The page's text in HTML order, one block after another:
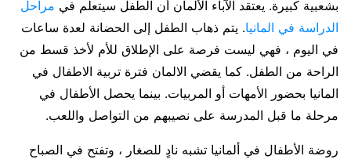
بشعبية كبيرة. يعتقد الآباء الألمان أن الطفل سيتعلم في مراحل
الدراسة في المانيا. يتم ذهاب الطفل إلى الحضانة لعدة ساعات
في اليوم ، فهي ليست فرصة على الإطلاق للأم لأخذ قسط من
الراحة من الطفل. كما يقضي الالمان فترة تربية الاطفال في
المانيا بحضور الأمهات أو المربيات. بينما يحصل الأطفال في
مرحلة ما قبل المدرسة على نصيبهم من التواصل واللعب.
روضة الأطفال في ألمانيا تشبه نادٍ للصغار ، وتفتح في الصباح